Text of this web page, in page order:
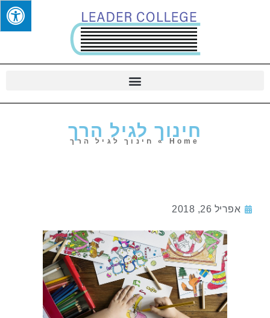
חינוך לגיל הרך
Home
» חינוך לגיל הרך
אפריל 26, 2018